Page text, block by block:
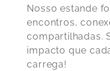
Nosso estande
encontros,
compartilhadas.
impacto que
carrega!